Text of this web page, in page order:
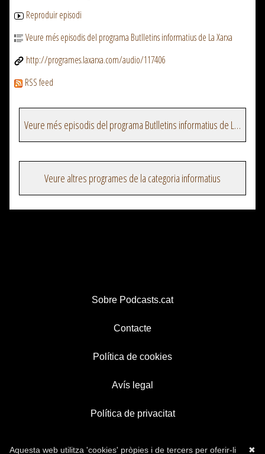
Reproduir episodi
Veure més episodis del programa Butlletins informatius de La Xarxa
http://programes.laxarxa.com/audio/117406
RSS feed
Veure més episodis del programa Butlletins informatius de La Xarxa
Veure altres programes de la categoria informatius
Sobre Podcasts.cat
Contacte
Política de cookies
Avís legal
Política de privacitat
✖
Aquesta web utilitza 'cookies' pròpies i de tercers per oferir-li